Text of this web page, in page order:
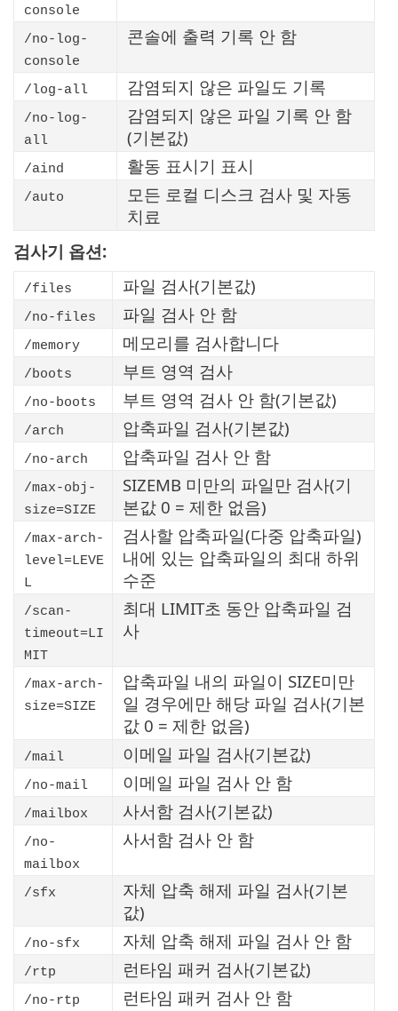
console
/no-log-
console
콘솔에 출력 기록 안 함
/log-all 감염되지 않은 파일도 기록
/no-log-
all
감염되지 않은 파일 기록 안 함
(기본값)
/aind 활동 표시기 표시
/auto
모든 로컬 디스크 검사 및 자동
치료
검사기 옵션:
/files 파일 검사(기본값)
/no-files 파일 검사 안 함
/memory 메모리를 검사합니다
/boots 부트 영역 검사
/no-boots 부트 영역 검사 안 함(기본값)
/arch 압축파일 검사(기본값)
/no-arch 압축파일 검사 안 함
/max-obj-
size=SIZE
SIZEMB 미만의 파일만 검사(기
본값 0 = 제한 없음)
/max-arch-
level=LEVE
L
검사할 압축파일(다중 압축파일)
내에 있는 압축파일의 최대 하위
수준
/scan-
timeout=LI
MIT
최대 LIMIT초 동안 압축파일 검
사
/max-arch-
size=SIZE
압축파일 내의 파일이 SIZE미만
일 경우에만 해당 파일 검사(기본
값 0 = 제한 없음)
/mail 이메일 파일 검사(기본값)
/no-mail 이메일 파일 검사 안 함
/mailbox 사서함 검사(기본값)
/no-
mailbox
사서함 검사 안 함
/sfx
자체 압축 해제 파일 검사(기본
값)
/no-sfx 자체 압축 해제 파일 검사 안 함
/rtp 런타임 패커 검사(기본값)
/no-rtp 런타임 패커 검사 안 함